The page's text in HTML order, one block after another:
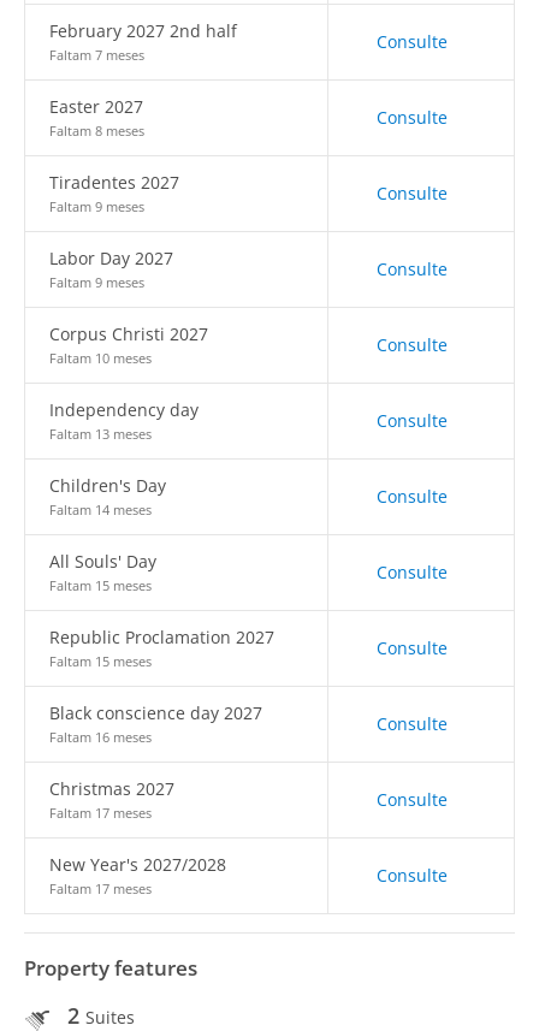
February 2027 2nd half
Faltam 7 meses
Consulte
Easter 2027
Faltam 8 meses
Consulte
Tiradentes 2027
Faltam 9 meses
Consulte
Labor Day 2027
Faltam 9 meses
Consulte
Corpus Christi 2027
Faltam 10 meses
Consulte
Independency day
Faltam 13 meses
Consulte
Children's Day
Faltam 14 meses
Consulte
All Souls' Day
Faltam 15 meses
Consulte
Republic Proclamation 2027
Faltam 15 meses
Consulte
Black conscience day 2027
Faltam 16 meses
Consulte
Christmas 2027
Faltam 17 meses
Consulte
New Year's 2027/2028
Faltam 17 meses
Consulte
Property features
2 Suites